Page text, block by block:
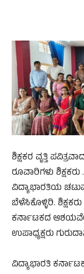
ಶಿಕ್ಷಕರ ವೃತ್ತಿ
ರೂವಾರಿಗಳು
ವಿದ್ಯಾಭಾರತಿಯ
ಬೆಳೆಸಿಕೊಳ್ಳಿರಿ.
ಕರ್ನಾಟಕದ ಆಶಯವೇ
ಉಪಾಧ್ಯಕ್ಷರು
ವಿದ್ಯಾಭಾರತಿ